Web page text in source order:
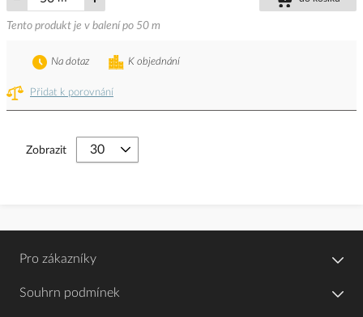
Tento produkt je v balení po 50 m
Přidat k porovnání
K objednání
Na dotaz
Zobrazit
Pro zákazníky
Souhrn podmínek